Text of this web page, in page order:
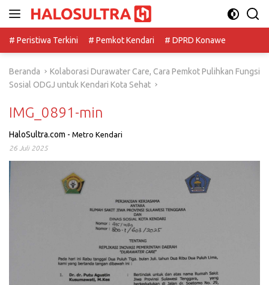
# Peristiwa Terkini
# Pemkot Kendari # DPRD Konawe
Beranda
Kolaborasi Durawater Care, Cara Pemkot Pulihkan Fungsi
Sosial ODGJ untuk Kendari Kota Sehat
IMG_0891-min
HaloSultra.com - Metro Kendari
26 Juli 2025